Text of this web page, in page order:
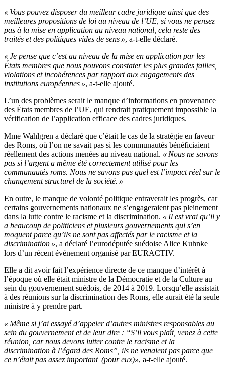
« Vous pouvez disposer du meilleur cadre juridique ainsi que des
meilleures propositions de loi au niveau de l’UE, si vous ne pensez
pas à la mise en application au niveau national, cela reste des
traités et des politiques vides de sens », a-t-elle déclaré.
« Je pense que c’est au niveau de la mise en application par les
États membres que nous pouvons constater les plus grandes failles,
violations et incohérences par rapport aux engagements des
institutions européennes », a-t-elle ajouté.
L’un des problèmes serait le manque d’informations en provenance
des États membres de l’UE, qui rendrait pratiquement impossible la
vérification de l’application efficace des cadres juridiques.
Mme Wahlgren a déclaré que c’était le cas de la stratégie en faveur
des Roms, où l’on ne savait pas si les communautés bénéficiaient
réellement des actions menées au niveau national. « Nous ne savons
pas si l’argent a même été correctement utilisé pour les
communautés roms. Nous ne savons pas quel est l’impact réel sur le
changement structurel de la société. »
En outre, le manque de volonté politique entraverait les progrès, car
certains gouvernements nationaux ne s’engageraient pas pleinement
dans la lutte contre le racisme et la discrimination. « Il est vrai qu’il y
a beaucoup de politiciens et plusieurs gouvernements qui s’en
moquent parce qu’ils ne sont pas affectés par le racisme et la
discrimination », a déclaré l’eurodéputée suédoise Alice Kuhnke
lors d’un récent événement organisé par EURACTIV.
Elle a dit avoir fait l’expérience directe de ce manque d’intérêt à
l’époque où elle était ministre de la Démocratie et de la Culture au
sein du gouvernement suédois, de 2014 à 2019. Lorsqu’elle assistait
à des réunions sur la discrimination des Roms, elle aurait été la seule
ministre à y prendre part.
« Même si j’ai essayé d’appeler d’autres ministres responsables au
sein du gouvernement et de leur dire : “S’il vous plaît, venez à cette
réunion, car nous devons lutter contre le racisme et la
discrimination à l’égard des Roms”, ils ne venaient pas parce que
ce n’était pas assez important (pour eux)», a-t-elle ajouté.